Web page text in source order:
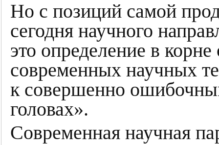
Но с позиций самой
сегодня научного
это определение в
современных научных
к совершенно
головах».
Современная научная